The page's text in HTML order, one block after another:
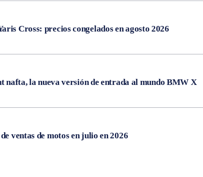
Cross: precios congelados en agosto 2026
nafta, la nueva versión de entrada al mundo BMW X
ventas de motos en julio en 2026